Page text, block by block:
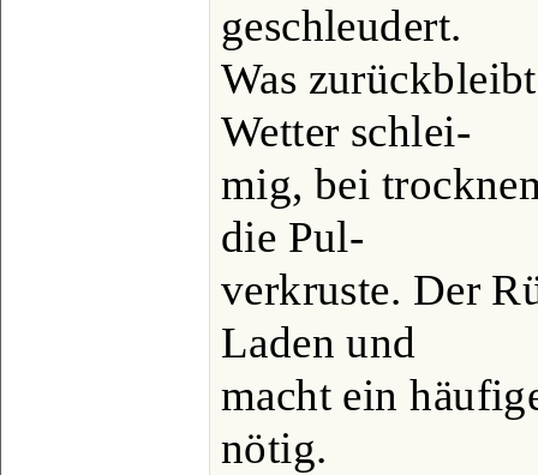
geschleudert.
Was
Wetter schlei-
mig, bei
die Pul-
verkruste. Der
Laden und
macht ein
nötig.